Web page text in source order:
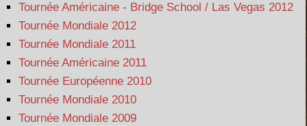
Tournée Américaine - Bridge School / Las Vegas 2012
Tournée Mondiale 2012
Tournée Mondiale 2011
Tournée Américaine 2011
Tournée Européenne 2010
Tournée Mondiale 2010
Tournée Mondiale 2009